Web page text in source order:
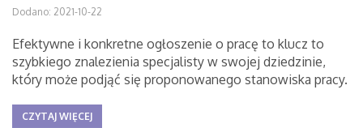
Dodano: 2021-10-22
Efektywne i konkretne ogłoszenie o pracę to klucz to
szybkiego znalezienia specjalisty w swojej dziedzinie,
który może podjąć się proponowanego stanowiska pracy.
CZYTAJ WIĘCEJ